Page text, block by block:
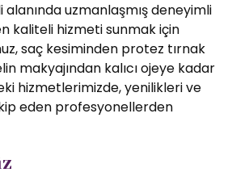
alanında uzmanlaşmış deneyimli
kaliteli hizmeti sunmak için
saç kesiminden protez tırnak
makyajından kalıcı ojeye kadar
hizmetlerimizde, yenilikleri ve
eden profesyonellerden